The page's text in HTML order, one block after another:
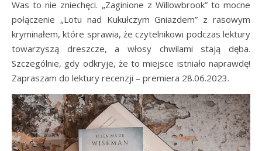
Was to nie zniechęci. „Zaginione z Willowbrook” to mocne
połączenie „Lotu nad Kukułczym Gniazdem” z rasowym
kryminałem, które sprawia, że czytelnikowi podczas lektury
towarzyszą dreszcze, a włosy chwilami stają dęba.
Szczególnie, gdy odkryje, że to miejsce istniało naprawdę!
Zapraszam do lektury recenzji – premiera 28.06.2023.